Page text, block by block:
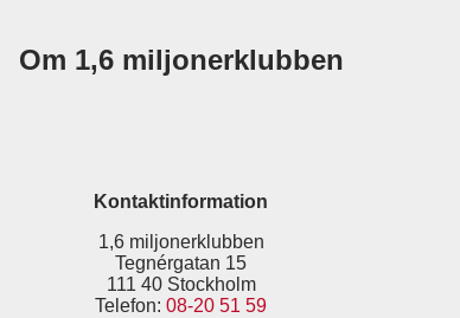
Om 1,6 miljonerklubben
Kontaktinformation
1,6 miljonerklubben
Tegnérgatan 15
111 40 Stockholm
Telefon:08-20 51 59